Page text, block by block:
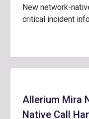
New network-
critical incident
Allerium Mira
Native Call